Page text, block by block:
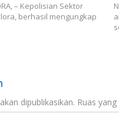
– Kepolisian Sektor
berhasil mengungkap
dipublikasikan. Ruas